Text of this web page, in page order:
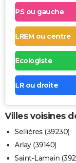
PS ou gauche
LREM ou centre
Ecologiste
LR ou droite
Villes voisines
Sellières (39230)
Arlay (39140)
Saint-Lamain